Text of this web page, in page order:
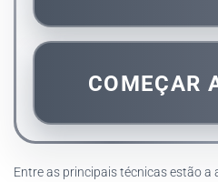
COMEÇAR
Entre as principais técnicas estão a